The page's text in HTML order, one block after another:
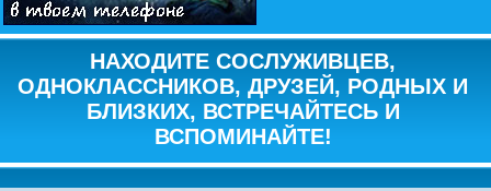
НАХОДИТЕ СОСЛУЖИВЦЕВ,
ОДНОКЛАССНИКОВ, ДРУЗЕЙ, РОДНЫХ И
БЛИЗКИХ, ВСТРЕЧАЙТЕСЬ И
ВСПОМИНАЙТЕ!